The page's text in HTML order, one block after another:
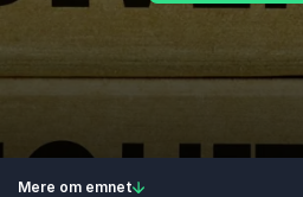
Mere om emnet